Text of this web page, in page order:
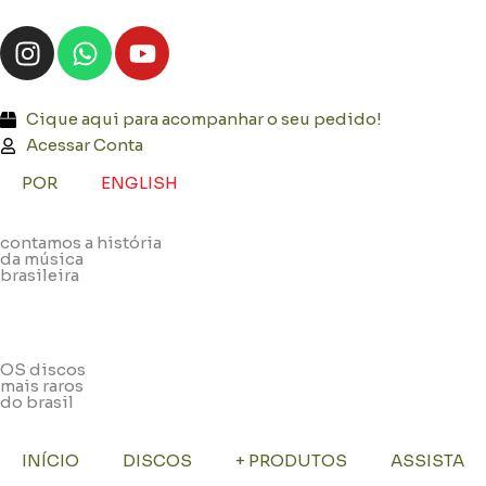
para
o
I
n
t
a
g
m
W
h
t
s
p
Y
o
t
u
b
Cique aqui para acompanhar o seu pedido!
Acessar Conta
POR
ENGLISH
contamos a história
da música
brasileira
OS discos
mais raros
do brasil
INÍCIO DISCOS + PRODUTOS ASSISTA